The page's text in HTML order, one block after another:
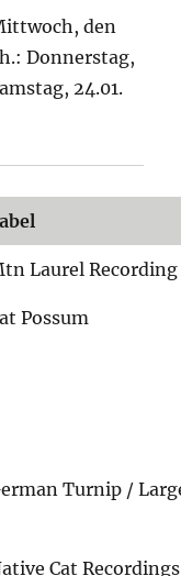
den
Donnerstag,
24.01.
Laurel Recording
Possum
Turnip /
Cat Recordings